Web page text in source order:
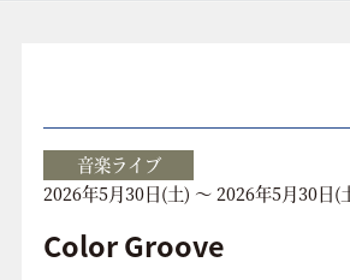
アクセス
協賛企業 / 運営会社
音楽ライブ
2026年5月30日(土) ～ 2026年5月30日(
Color Groove